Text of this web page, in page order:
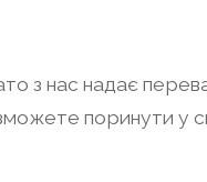
з нас надає
поринути у